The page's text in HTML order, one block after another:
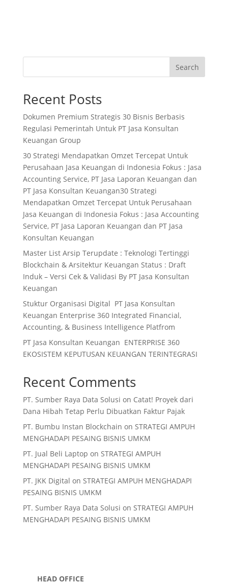
Search
Recent Posts
Dokumen Premium Strategis 30 Bisnis Berbasis
Regulasi Pemerintah Untuk PT Jasa Konsultan
Keuangan Group
30 Strategi Mendapatkan Omzet Tercepat Untuk
Perusahaan Jasa Keuangan di Indonesia Fokus : Jasa
Accounting Service, PT Jasa Laporan Keuangan dan
PT Jasa Konsultan Keuangan30 Strategi
Mendapatkan Omzet Tercepat Untuk Perusahaan
Jasa Keuangan di Indonesia Fokus : Jasa Accounting
Service, PT Jasa Laporan Keuangan dan PT Jasa
Konsultan Keuangan
Master List Arsip Terupdate : Teknologi Tertinggi
Blockchain & Arsitektur Keuangan Status : Draft
Induk – Versi Cek & Validasi By PT Jasa Konsultan
Keuangan
Stuktur Organisasi Digital PT Jasa Konsultan
Keuangan Enterprise 360 Integrated Financial,
Accounting, & Business Intelligence Platfrom
PT Jasa Konsultan Keuangan ENTERPRISE 360
EKOSISTEM KEPUTUSAN KEUANGAN TERINTEGRASI
Recent Comments
PT. Sumber Raya Data Solusi on Catat! Proyek dari
Dana Hibah Tetap Perlu Dibuatkan Faktur Pajak
PT. Bumbu Instan Blockchain on STRATEGI AMPUH
MENGHADAPI PESAING BISNIS UMKM
PT. Jual Beli Laptop on STRATEGI AMPUH
MENGHADAPI PESAING BISNIS UMKM
PT. JKK Digital on STRATEGI AMPUH MENGHADAPI
PESAING BISNIS UMKM
PT. Sumber Raya Data Solusi on STRATEGI AMPUH
MENGHADAPI PESAING BISNIS UMKM
HEAD OFFICE